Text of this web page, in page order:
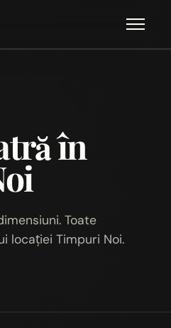
în
Toate
locației Timpuri Noi.